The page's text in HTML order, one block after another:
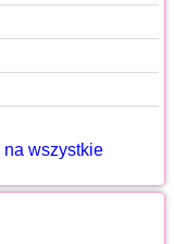
wszystkie